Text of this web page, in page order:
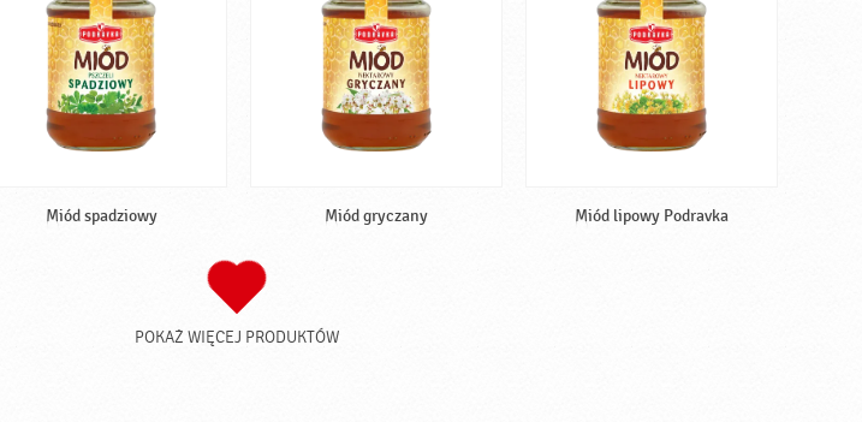
Miód spadziowy Miód gryczany Miód lipowy Podravka
POKAŻ WIĘCEJ PRODUKTÓW